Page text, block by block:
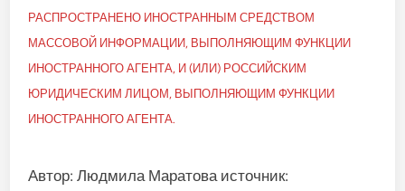
РАСПРОСТРАНЕНО ИНОСТРАННЫМ СРЕДСТВОМ
МАССОВОЙ ИНФОРМАЦИИ, ВЫПОЛНЯЮЩИМ ФУНКЦИИ
ИНОСТРАННОГО АГЕНТА, И (ИЛИ) РОССИЙСКИМ
ЮРИДИЧЕСКИМ ЛИЦОМ, ВЫПОЛНЯЮЩИМ ФУНКЦИИ
ИНОСТРАННОГО АГЕНТА.
Автор: Людмила Маратова источник: